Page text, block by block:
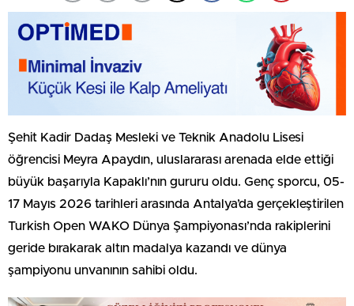
Şehit Kadir Dadaş Mesleki ve Teknik Anadolu Lisesi
öğrencisi Meyra Apaydın, uluslararası arenada elde ettiği
büyük başarıyla Kapaklı’nın gururu oldu. Genç sporcu, 05-
17 Mayıs 2026 tarihleri arasında Antalya’da gerçekleştirilen
Turkish Open WAKO Dünya Şampiyonası’nda rakiplerini
geride bırakarak altın madalya kazandı ve dünya
şampiyonu unvanının sahibi oldu.